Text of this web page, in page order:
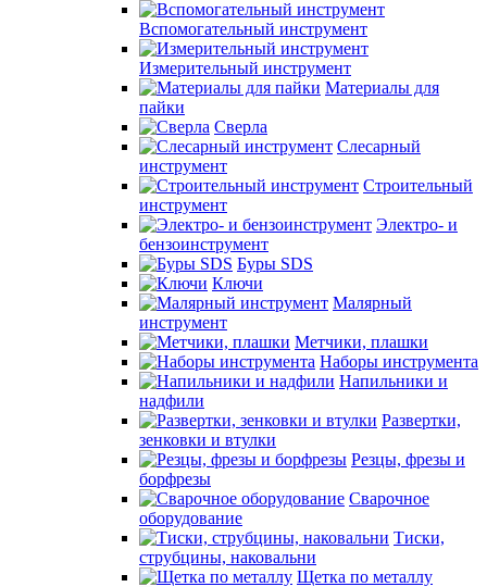
Вспомогательный инструмент
Измерительный инструмент
Материалы для
пайки
Сверла
Слесарный
инструмент
Строительный
инструмент
Электро- и
бензоинструмент
Буры SDS
Ключи
Малярный
инструмент
Метчики, плашки
Наборы инструмента
Напильники и
надфили
Развертки,
зенковки и втулки
Резцы, фрезы и
борфрезы
Сварочное
оборудование
Тиски,
струбцины, наковальни
Щетка по металлу